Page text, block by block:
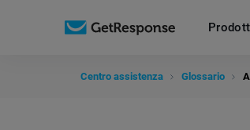
Centro assistenza Glossario